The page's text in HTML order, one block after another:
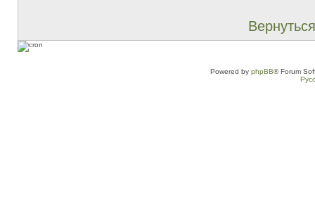
Powered by phpBB® Forum